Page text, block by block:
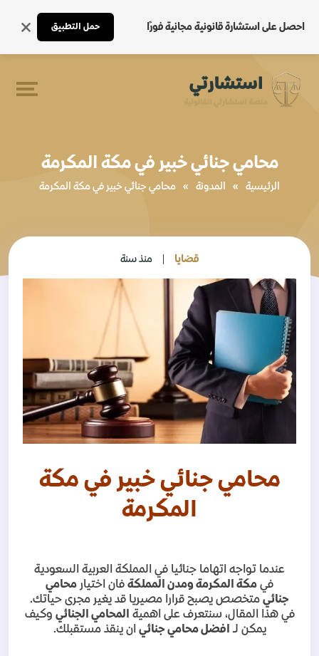
احصل على استشارة قانونية مجانية فورًا حمل التطبيق
محامي جنائي خبير في مكة المكرمة
الرئيسية » المدونة » محامي جنائي خبير في مكة المكرمة
قضايا منذ سنة
محامي جنائي خبير في مكة
المكرمة
عندما تواجه اتهاما جنائيا في المملكة العربية السعودية
في مكة المكرمة ومدن المملكة فان اختيار محامي
جنائي متخصص يصبح قرارا مصيريا قد يغير مجرى حياتك.
في هذا المقال، سنتعرف على اهمية المحامي الجنائي وكيف
يمكن لـ افضل محامي جنائي ان ينقذ مستقبلك.